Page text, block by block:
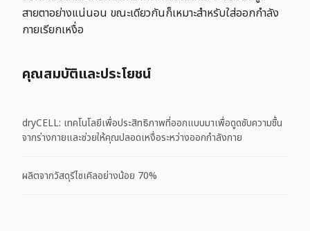
สายตาอย่างแน่นอน ขณะเดียวกันก็เหมาะสําหรับใส่ออกกำลัง
กายเรียกเหงื่อ
คุณสมบัติและประโยชน์
dryCELL: เทคโนโลยีเพื่อประสิทธิภาพที่ออกแบบมาเพื่อดูดซับความชื้น
จากร่างกายและช่วยให้คุณปลอดเหงื่อระหว่างออกกำลังกาย
ผลิตจากวัสดุรีไซเคิลอย่างน้อย 70%